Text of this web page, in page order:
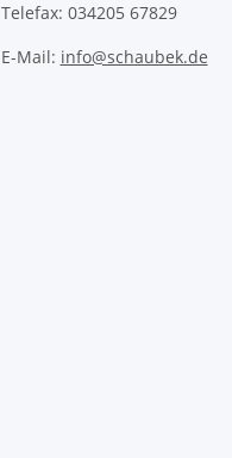
Telefax: 034205 67829
E-Mail: info@schaubek.de